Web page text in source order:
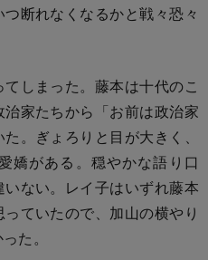
断れなくなるかと戦々恐々
しまった。藤本は十代のこ
家たちから「お前は政治家
。ぎょろりと目が大きく、
嬌がある。穏やかな語り口
ない。レイ子はいずれ藤本
ていたので、加山の横やり
た。